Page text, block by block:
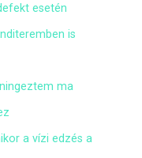
esetén
is
ma
a vízi edzés a